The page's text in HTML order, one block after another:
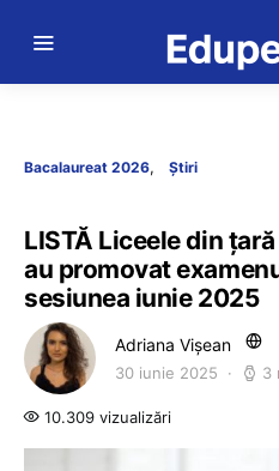
Bacalaureat 2026 Știri
LISTĂ Liceele din
au promovat
sesiunea iunie 2025
Adriana Vișean
30 iunie 2025 3
10.309 vizualizări